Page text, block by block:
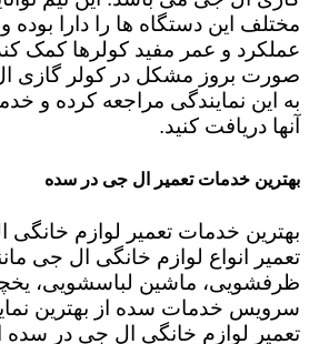
مختلف این دستگاه ها را دارا بوده
عملکرد و عمر مفید کولرها کمک
صورت بروز مشکل در کولر گازی
به این نمایندگی مراجعه کرده و
آنها دریافت کنید.
بهترین خدمات تعمیر ال جی در سده
بهترین خدمات تعمیر لوازم
تعمیر انواع لوازم خانگی ال جی
ظرفشویی، ماشین لباسشویی،
سرویس خدمات سده از بهترین
تعمیر لوازم خانگی ال جی در سده